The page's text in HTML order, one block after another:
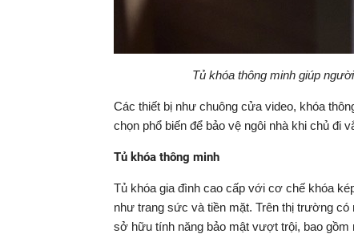
Tủ khóa thông minh giúp
Các thiết bị như chuông cửa video, khóa
chọn phổ biến để bảo vệ ngôi nhà khi chủ đi
Tủ khóa thông minh
Tủ khóa gia đình cao cấp với cơ chế khóa
như trang sức và tiền mặt. Trên thị trường
sở hữu tính năng bảo mật vượt trội, bao